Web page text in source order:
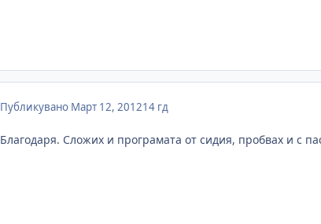
Публикувано Март 12, 201214 гд
Благодаря. Сложих и програмата от сидия, пробвах и с